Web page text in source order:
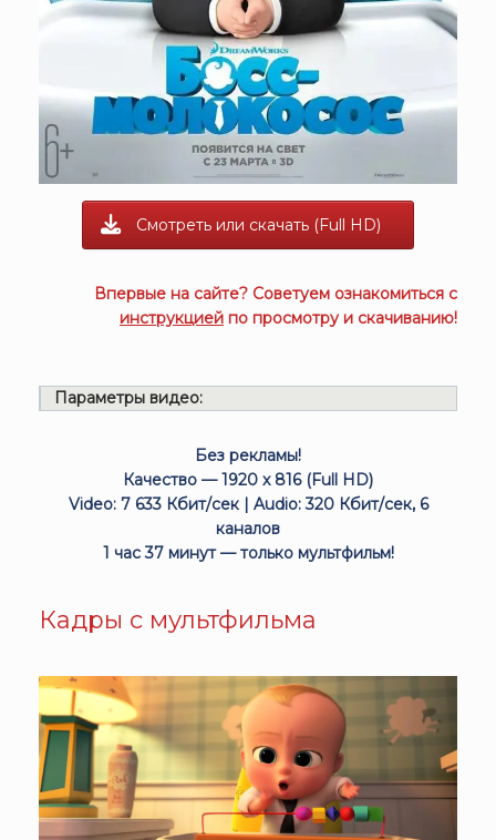
Смотреть или скачать (Full HD)
Впервые на сайте? Советуем ознакомиться с
инструкцией по просмотру и скачиванию!
Параметры видео:
Без рекламы!
Качество — 1920 x 816 (Full HD)
Video: 7 633 Кбит/сек | Audio: 320 Кбит/сек, 6
каналов
1 час 37 минут — только мультфильм!
Кадры с мультфильма